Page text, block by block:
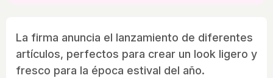
La firma anuncia el lanzamiento de diferentes
artículos, perfectos para crear un look ligero y
fresco para la época estival del año.